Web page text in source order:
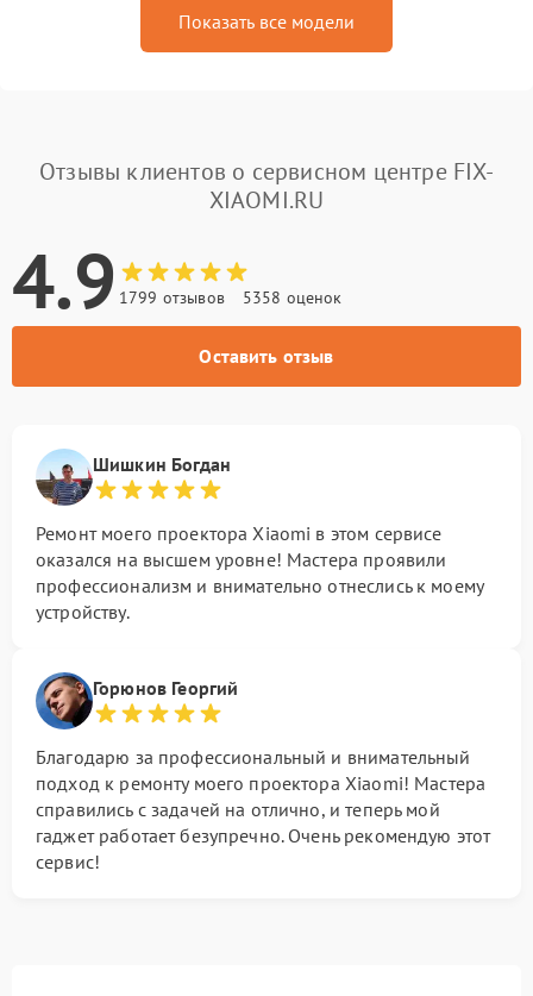
Показать все модели
Отзывы клиентов о сервисном центре FIX-
XIAOMI.RU
4.9 1799 отзывов 5358 оценок
Оставить отзыв
Шишкин Богдан
Ремонт моего проектора Xiaomi в этом сервисе
оказался на высшем уровне! Мастера проявили
профессионализм и внимательно отнеслись к моему
устройству.
Горюнов Георгий
Благодарю за профессиональный и внимательный
подход к ремонту моего проектора Xiaomi! Мастера
справились с задачей на отлично, и теперь мой
гаджет работает безупречно. Очень рекомендую этот
сервис!